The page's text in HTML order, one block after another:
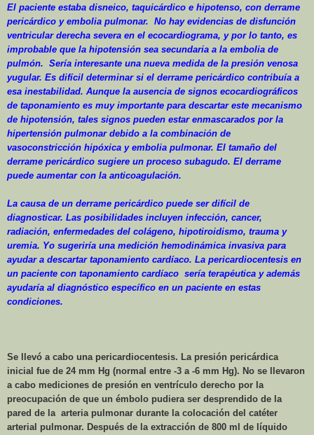
El paciente estaba disneico, taquicárdico e hipotenso, con derrame
pericárdico y embolia pulmonar. No hay evidencias de disfunción
ventricular derecha severa en el ecocardiograma, y por lo tanto, es
improbable que la hipotensión sea secundaria a la embolia de
pulmón. Sería interesante una nueva medida de la presión venosa
yugular. Es difícil determinar si el derrame pericárdico contribuía a
esa inestabilidad. Aunque la ausencia de signos ecocardiográficos
de taponamiento es muy importante para descartar este mecanismo
de hipotensión, tales signos pueden estar enmascarados por la
hipertensión pulmonar debido a la combinación de
vasoconstricción hipóxica y embolia pulmonar. El tamaño del
derrame pericárdico sugiere un proceso subagudo. El derrame
puede aumentar con la anticoagulación.
La causa de un derrame pericárdico puede ser difícil de
diagnosticar. Las posibilidades incluyen infección, cancer,
radiación, enfermedades del colágeno, hipotiroidismo, trauma y
uremia. Yo sugeriría una medición hemodinámica invasiva para
ayudar a descartar taponamiento cardíaco. La pericardiocentesis en
un paciente con taponamiento cardíaco sería terapéutica y además
ayudaría al diagnóstico específico en un paciente en estas
condiciones.
Se llevó a cabo una pericardiocentesis. La presión pericárdica
inicial fue de 24 mm Hg (normal entre -3 a -6 mm Hg). No se llevaron
a cabo mediciones de presión en ventrículo derecho por la
preocupación de que un émbolo pudiera ser desprendido de la
pared de la arteria pulmonar durante la colocación del catéter
arterial pulmonar. Después de la extracción de 800 ml de líquido